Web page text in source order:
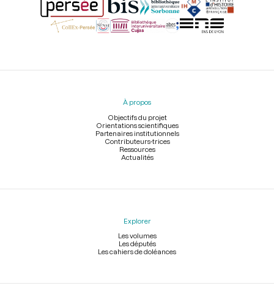
Menu
À propos
Objectifs du projet
Orientations scientifiques
Partenaires institutionnels
Contributeurs-trices
Ressources
Actualités
Explorer
Les volumes
Les députés
Les cahiers de doléances